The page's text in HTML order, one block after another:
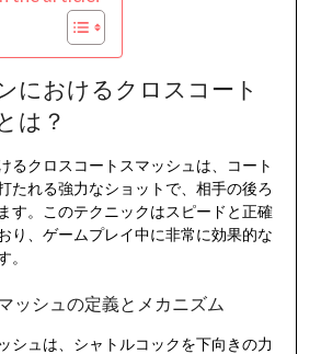
におけるクロスコート
は？
るクロスコートスマッシュは、コート
たれる強力なショットで、相手の後ろ
す。このテクニックはスピードと正確
り、ゲームプレイ中に非常に効果的な
。
ッシュの定義とメカニズム
シュは、シャトルコックを下向きの力